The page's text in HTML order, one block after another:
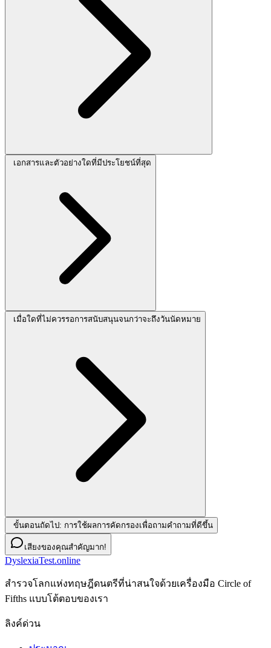
เอกสารและตัวอย่างใดที่มีประโยชน์ที่สุด
เมื่อใดที่ไม่ควรรอการสนับสนุนจนกว่าจะถึงวันนัดหมาย
ขั้นตอนถัดไป: การใช้ผลการคัดกรองเพื่อถามคำถามที่ดีขึ้น
เสียงของคุณสำคัญมาก!
DyslexiaTest.online
สํารวจโลกแห่งทฤษฎีดนตรีที่น่าสนใจด้วยเครื่องมือ Circle of
Fifths แบบโต้ตอบของเรา
ลิงค์ด่วน